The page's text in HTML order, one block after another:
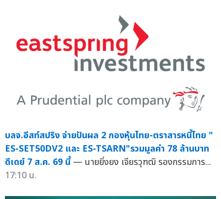
บลจ.อีสท์สปริง จ่ายปันผล 2 กองหุ้นไทย-ตราสารหนี้ไทย "
ES-SET50DV2 และ ES-TSARN"รวมมูลค่า 78 ล้านบาท
ดีเดย์ 7 ส.ค. 69 นี้ — นายยิ่งยง เจียรวุฑฒิ รองกรรมการ...
17:10 น.